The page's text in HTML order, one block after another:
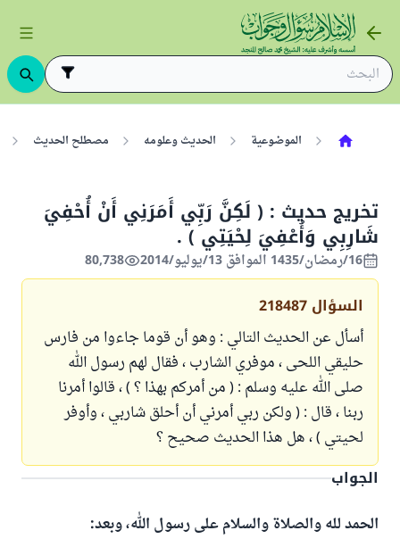
الموضوعية الحديث وعلومه مصطلح الحديث
تخريج حديث : ( لَكِنَّ رَبِّي أَمَرَنِي أَنْ أُحْفِيَ
شَارِبِي وَأُعْفِيَ لِحْيَتِي ) .
16/رمضان/1435 الموافق 13/يوليو/2014 80,738
السؤال 218487
أسأل عن الحديث التالي : وهو أن قوما جاءوا من فارس
حليقي اللحى ، موفري الشارب ، فقال لهم رسول الله
صلى الله عليه وسلم : ( من أمركم بهذا ؟ ) ، قالوا أمرنا
ربنا ، قال : ( ولكن ربي أمرني أن أحلق شاربي ، وأوفر
لحيتي ) ، هل هذا الحديث صحيح ؟
الجواب
الحمد لله والصلاة والسلام على رسول الله، وبعد: